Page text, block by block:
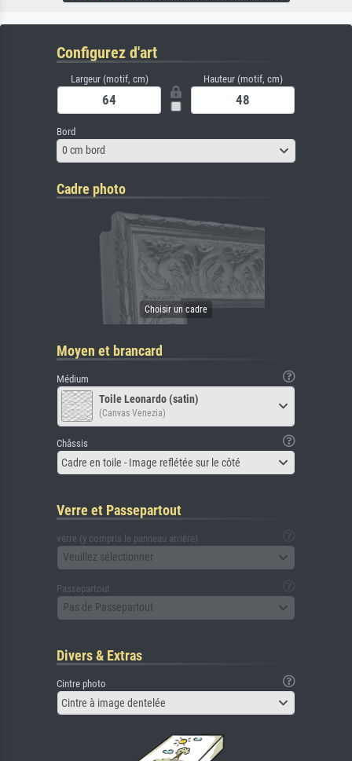
Configurez d'art
Largeur (motif, cm) Hauteur (motif, cm)
Bord
0 cm bord
Cadre photo
Moyen et brancard
Médium
Toile Leonardo (satin)
(Canvas Venezia)
Châssis
Cadre en toile - Image reflétée sur le côté
Verre et Passepartout
verre (y compris le panneau arrière)
Veuillez sélectionner
Passepartout
Pas de Passepartout
Divers & Extras
Cintre photo
Cintre à image dentelée